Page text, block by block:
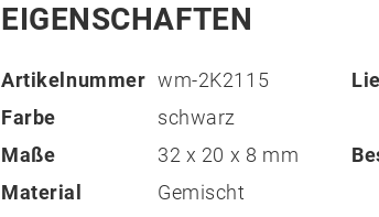
EIGENSCHAFTEN
Artikelnummer wm-2K2115
Farbe
schwarz
Maße
32 x 20 x 8 mm
Material
Gemischt